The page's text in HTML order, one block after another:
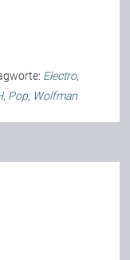
Electro,
, Pop, Wolfman